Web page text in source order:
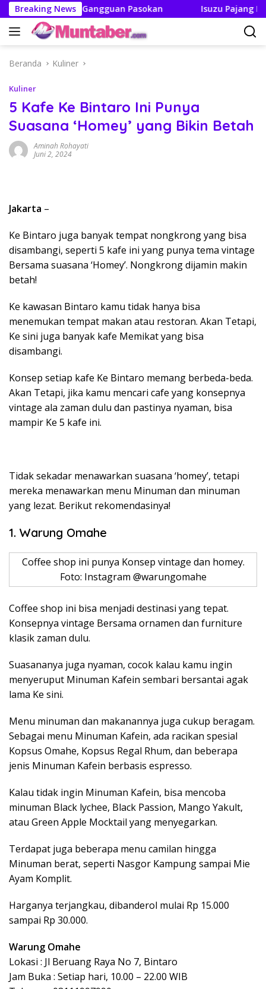
Langsung
ke
konten
Breaking News
Ada Gangguan Pasokan Isuzu Pajang Modifikasi
Beranda Kuliner
Kuliner
5 Kafe Ke Bintaro Ini Punya
Suasana ‘Homey’ yang Bikin Betah
Aminah Rohayati
Juni 2, 2024
Jakarta –
Ke Bintaro juga banyak tempat nongkrong yang bisa
disambangi, seperti 5 kafe ini yang punya tema vintage
Bersama suasana ‘Homey’. Nongkrong dijamin makin
betah!
Ke kawasan Bintaro kamu tidak hanya bisa
menemukan tempat makan atau restoran. Akan Tetapi,
Ke sini juga banyak kafe Memikat yang bisa
disambangi.
Konsep setiap kafe Ke Bintaro memang berbeda-beda.
Akan Tetapi, jika kamu mencari cafe yang konsepnya
vintage ala zaman dulu dan pastinya nyaman, bisa
mampir Ke 5 kafe ini.
Tidak sekadar menawarkan suasana ‘homey’, tetapi
mereka menawarkan menu Minuman dan minuman
yang lezat. Berikut rekomendasinya!
1. Warung Omahe
Coffee shop ini punya Konsep vintage dan homey.
Foto: Instagram @warungomahe
Coffee shop ini bisa menjadi destinasi yang tepat.
Konsepnya vintage Bersama ornamen dan furniture
klasik zaman dulu.
Suasananya juga nyaman, cocok kalau kamu ingin
menyeruput Minuman Kafein sembari bersantai agak
lama Ke sini.
Menu minuman dan makanannya juga cukup beragam.
Sebagai menu Minuman Kafein, ada racikan spesial
Kopsus Omahe, Kopsus Regal Rhum, dan beberapa
jenis Minuman Kafein berbasis espresso.
Kalau tidak ingin Minuman Kafein, bisa mencoba
minuman Black lychee, Black Passion, Mango Yakult,
atau Green Apple Mocktail yang menyegarkan.
Terdapat juga beberapa menu camilan hingga
Minuman berat, seperti Nasgor Kampung sampai Mie
Ayam Komplit.
Harganya terjangkau, dibanderol mulai Rp 15.000
sampai Rp 30.000.
Warung Omahe
Lokasi : Jl Beruang Raya No 7, Bintaro
Jam Buka : Setiap hari, 10.00 – 22.00 WIB